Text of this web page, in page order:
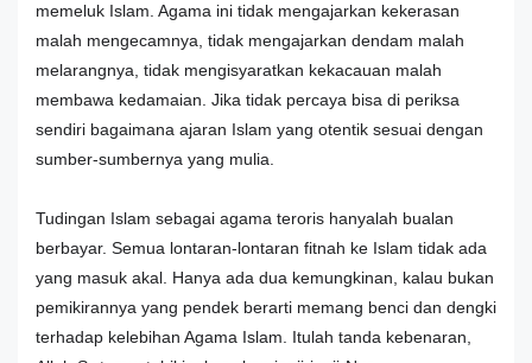
memeluk Islam. Agama ini tidak mengajarkan kekerasan
malah mengecamnya, tidak mengajarkan dendam malah
melarangnya, tidak mengisyaratkan kekacauan malah
membawa kedamaian. Jika tidak percaya bisa di periksa
sendiri bagaimana ajaran Islam yang otentik sesuai dengan
sumber-sumbernya yang mulia.
Tudingan Islam sebagai agama teroris hanyalah bualan
berbayar. Semua lontaran-lontaran fitnah ke Islam tidak ada
yang masuk akal. Hanya ada dua kemungkinan, kalau bukan
pemikirannya yang pendek berarti memang benci dan dengki
terhadap kelebihan Agama Islam. Itulah tanda kebenaran,